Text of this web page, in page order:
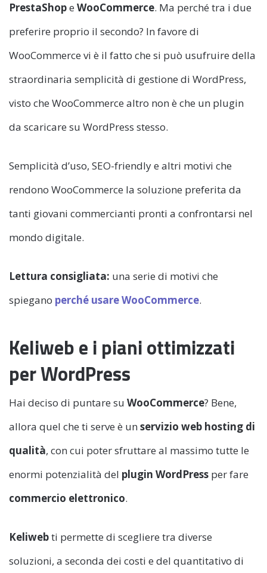
PrestaShope WooCommerce. Ma perché tra i due
preferire proprio il secondo? In favore di
WooCommerce vi è il fatto che si può usufruire della
straordinaria semplicità di gestione di WordPress,
visto che WooCommerce altro non è che un plugin
da scaricare su WordPress stesso.
Semplicità d’uso, SEO-friendly e altri motivi che
rendono WooCommerce la soluzione preferita da
tanti giovani commercianti pronti a confrontarsi nel
mondo digitale.
Lettura consigliata: una serie di motivi che
spiegano perché usare WooCommerce.
Keliweb e i piani ottimizzati
per WordPress
Hai deciso di puntare su WooCommerce? Bene,
allora quel che ti serve è un servizio web hosting di
qualità, con cui poter sfruttare al massimo tutte le
enormi potenzialità del plugin WordPress per fare
commercio elettronico.
Keliwebti permette di scegliere tra diverse
soluzioni, a seconda dei costi e del quantitativo di